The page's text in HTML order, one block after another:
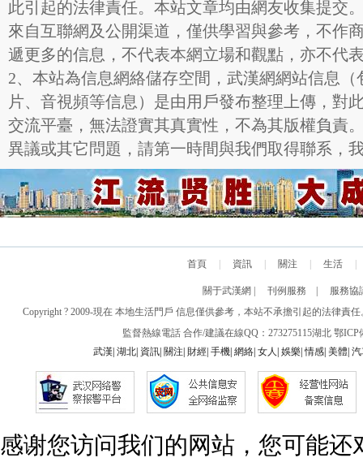
此引起的法律責任。本站文章均由網友收集提交
來自互聯網及公開渠道，僅供學習與參考，不作
遞更多的信息，不代表本網立場和觀點，亦不代
2、本站為信息網絡儲存空間，武漢網網站信息
片、音視頻等信息）是由用戶發布整理上傳，對
交流平臺，無法證實其真實性，不為其版權負責
異議或其它問題，請第一時間與我們取得聯系，
首頁 資訊 關注 生活
關于武漢網 刊例服務
服務協
Copyright ? 2009-現在 本地生活門戶 信息僅供參考，本站不承擔引起的法律
監督熱線電話 合作/建議在線QQ：273275115湖北 鄂ICP
武漢| 湖北| 資訊| 關注 財經 手機| 網絡| 女人 娛樂 |情感| 美體 汽
感谢您访问我们的网站，您可能还